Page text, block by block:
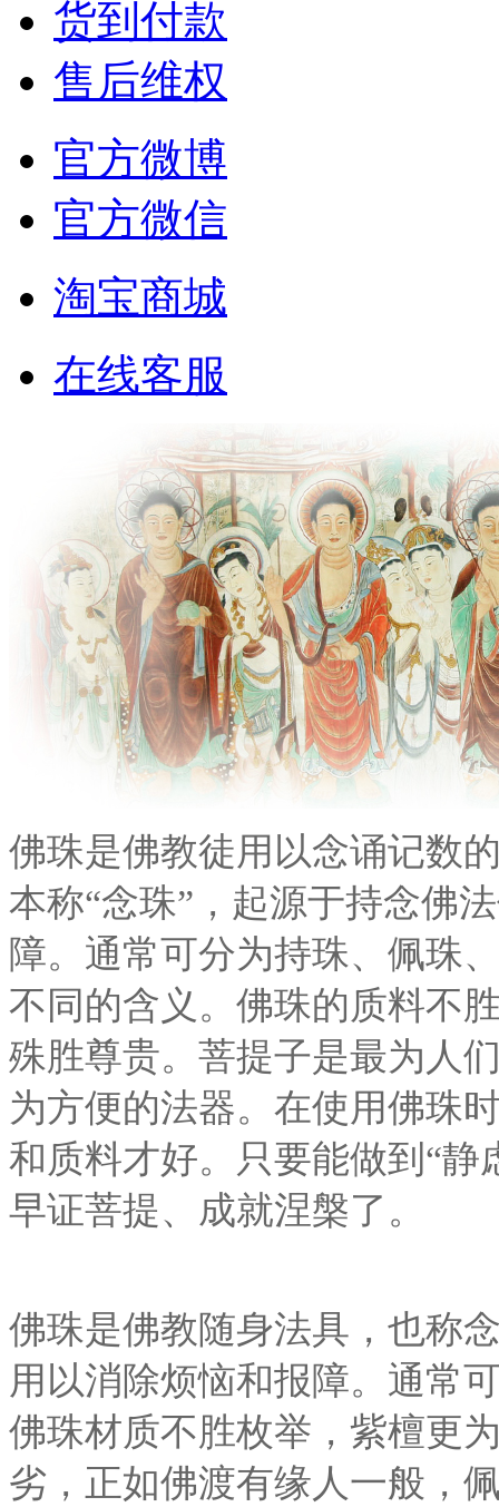
货到付款
售后维权
官方微博
官方微信
淘宝商城
在线客服
佛珠是佛教徒用以念诵记数
本称“念珠”，起源于持念佛
障。通常可分为持珠、佩珠
不同的含义。佛珠的质料不
殊胜尊贵。菩提子是最为人
为方便的法器。在使用佛珠
和质料才好。只要能做到“
早证菩提、成就涅槃了。
佛珠是佛教随身法具，也称
用以消除烦恼和报障。通常
佛珠材质不胜枚举，紫檀更
劣，正如佛渡有缘人一般，